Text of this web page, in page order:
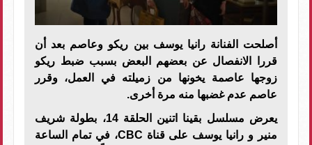
أصلحت الفنانة رانيا يوسف بين ريكو وعاصم بعد أن
قررا الانفصال عن بعضهم البعض بسبب ضبط ريكو
زوجها عاصمة يخونها من زميلته في العمل، وقرر
عاصم عدم غضبها منه مرة أخرى.
يعرض مسلسل بقينا اتنين الحلقة 14، بطولة شريف
منير و رانيا يوسف على قناة CBC، في تمام الساعة